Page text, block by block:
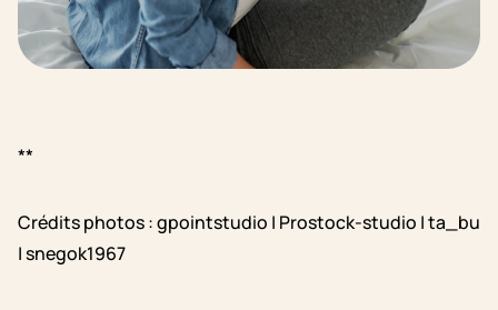
**
Crédits photos : gpointstudio | Prostock-studio | ta_bu
| snegok1967